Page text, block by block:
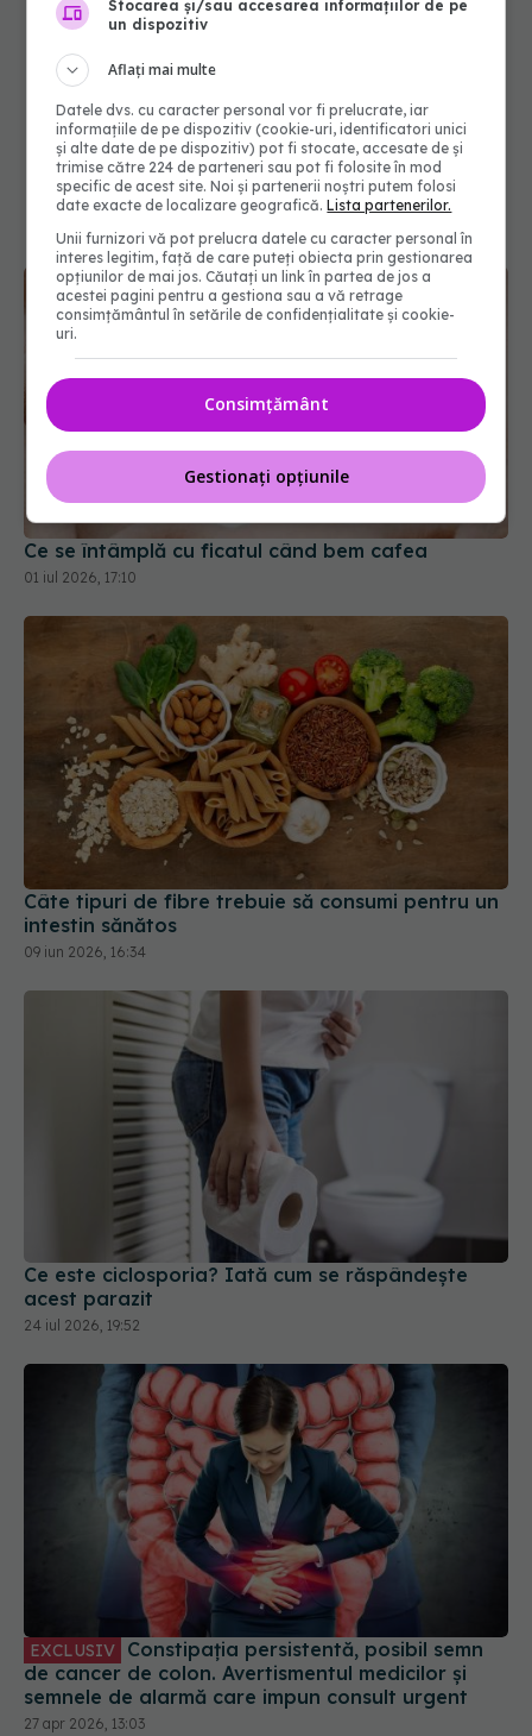
Ce se întâmplă cu ficatul când bem cafea
01 iul 2026, 17:10
Câte tipuri de fibre trebuie să consumi pentru un
intestin sănătos
09 iun 2026, 16:34
Ce este ciclosporia? Iată cum se răspândește
acest parazit
24 iul 2026, 19:52
EXCLUSIV
de cancer de colon. Avertismentul medicilor și
semnele de alarmă care impun consult urgent
27 apr 2026, 13:03
Stocarea și/sau accesarea informațiilor de pe
un dispozitiv
Aflați mai multe
Datele dvs. cu caracter personal vor fi prelucrate, iar
informațiile de pe dispozitiv (cookie-uri, identificatori unici
și alte date de pe dispozitiv) pot fi stocate, accesate de și
trimise către 224 de parteneri sau pot fi folosite în mod
specific de acest site. Noi și partenerii noștri putem folosi
date exacte de localizare geografică.Lista partenerilor.
Unii furnizori vă pot prelucra datele cu caracter personal în
interes legitim, față de care puteți obiecta prin gestionarea
opțiunilor de mai jos. Căutați un link în partea de jos a
acestei pagini pentru a gestiona sau a vă retrage
consimțământul în setările de confidențialitate și cookie-
uri.
Consimțământ
Gestionați opțiunile